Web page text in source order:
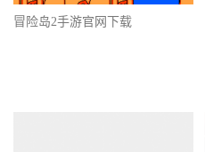
冒险岛2手游官网下载